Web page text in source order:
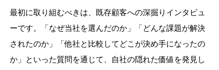
最初に取り組むべきは、既存顧客への深掘りインタビュ
ーです。「なぜ当社を選んだのか」「どんな課題が解決
されたのか」「他社と比較してどこが決め手になったの
か」といった質問を通じて、自社の隠れた価値を発見し